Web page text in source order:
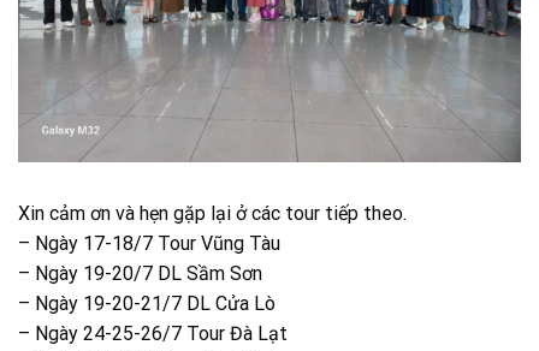
Xin cảm ơn và hẹn gặp lại ở các tour tiếp theo.
– Ngày 17-18/7 Tour Vũng Tàu
– Ngày 19-20/7 DL Sầm Sơn
– Ngày 19-20-21/7 DL Cửa Lò
– Ngày 24-25-26/7 Tour Đà Lạt